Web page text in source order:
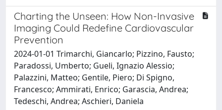
Charting the Unseen: How Non-Invasive
Imaging Could Redefine Cardiovascular
Prevention
2024-01-01 Trimarchi, Giancarlo; Pizzino, Fausto;
Paradossi, Umberto; Gueli, Ignazio Alessio;
Palazzini, Matteo; Gentile, Piero; Di Spigno,
Francesco; Ammirati, Enrico; Garascia, Andrea;
Tedeschi, Andrea; Aschieri, Daniela